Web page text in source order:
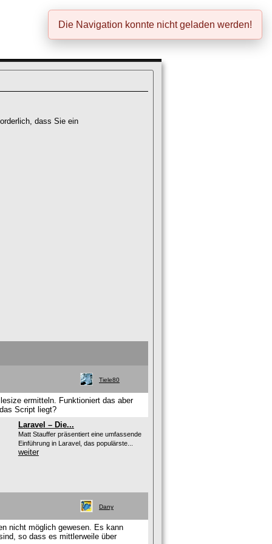
dass Sie ein
Tiele80
ermitteln. Funktioniert das aber
Script liegt?
Laravel – Die...
Matt Stauffer präsentiert eine umfassende
Einführung in Laravel, das populärste...
weiter
Dany
nicht möglich gewesen. Es kann
so dass es mittlerweile über
Die Navigation konnte nicht geladen werden!